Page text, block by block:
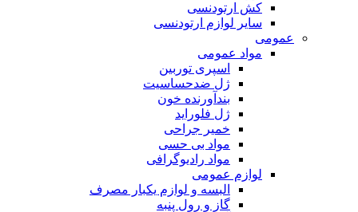
کش ارتودنسی
سایر لوازم ارتودنسی
عمومی
مواد عمومی
اسپری توربین
ژل ضدحساسیت
بندآورنده خون
ژل فلوراید
خمیر جراحی
مواد بی حسی
مواد رادیوگرافی
لوازم عمومی
البسه و لوازم یکبار مصرف
گاز و رول پنبه